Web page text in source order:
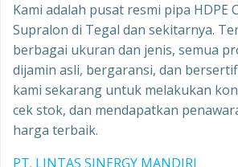
Kami adalah pusat resmi pipa HDPE
Supralon di Tegal dan sekitarnya.
berbagai ukuran dan jenis, semua
dijamin asli, bergaransi, dan
kami sekarang untuk melakukan
cek stok, dan mendapatkan
harga terbaik.
PT. LINTAS SINERGY MANDIRI